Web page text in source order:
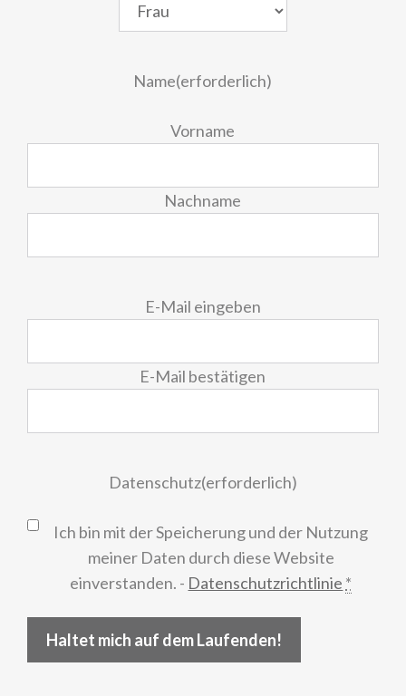
Name(erforderlich)
Vorname
Nachname
E-Mail eingeben
E-Mail bestätigen
Datenschutz(erforderlich)
Ich bin mit der Speicherung und der Nutzung
meiner Daten durch diese Website
einverstanden. - Datenschutzrichtlinie *
Haltet mich auf dem Laufenden!